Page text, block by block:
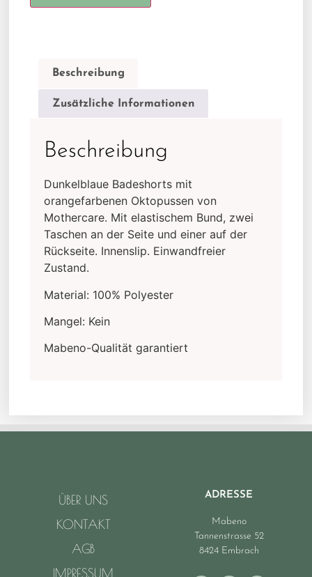
Beschreibung
Zusätzliche Informationen
Beschreibung
Dunkelblaue Badeshorts mit
orangefarbenen Oktopussen von
Mothercare. Mit elastischem Bund, zwei
Taschen an der Seite und einer auf der
Rückseite. Innenslip. Einwandfreier
Zustand.
Material: 100% Polyester
Mangel: Kein
Mabeno-Qualität garantiert
ÜBER UNS
KONTAKT
AGB
IMPRESSUM
ADRESSE
Mabeno
Tannenstrasse 52
8424 Embrach